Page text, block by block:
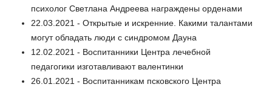
психолог Светлана Андреева награждены орденами
22.03.2021 - Открытые и искренние. Какими талантами
могут обладать люди с синдромом Дауна
12.02.2021 - Воспитанники Центра лечебной
педагогики изготавливают валентинки
26.01.2021 - Воспитанникам псковского Центра